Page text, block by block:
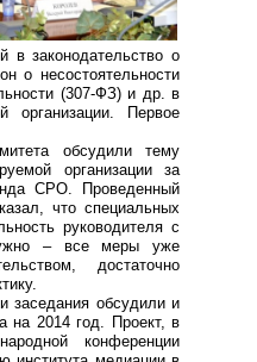
в законодательство о
о несостоятельности
(307-ФЗ) и др. в
организации. Первое
обсудили тему
организации за
СРО. Проведенный
что специальных
руководителя с
– все меры уже
достаточно
заседания обсудили и
на 2014 год. Проект, в
конференции